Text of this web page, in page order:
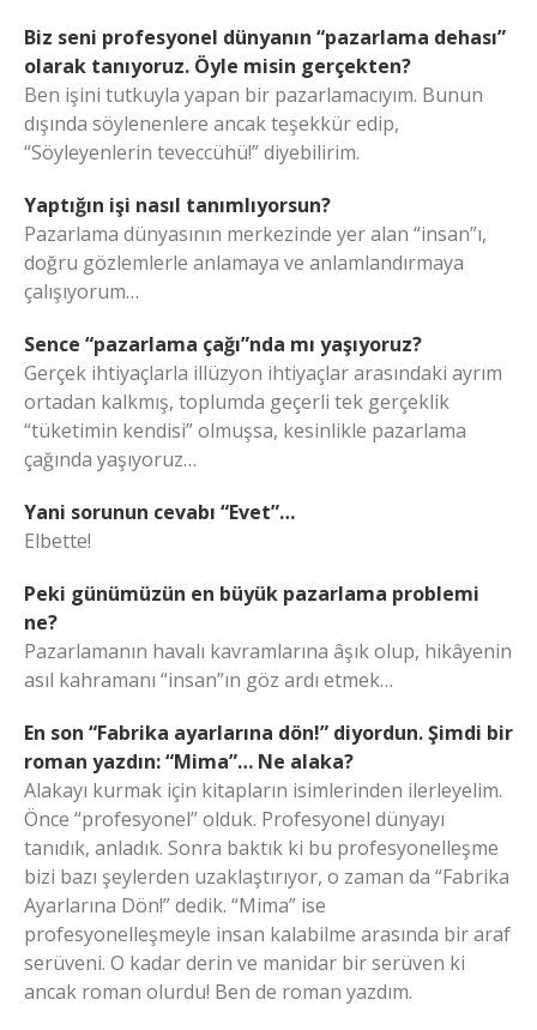
Biz seni profesyonel dünyanın “pazarlama dehası”
olarak tanıyoruz. Öyle misin gerçekten?
Ben işini tutkuyla yapan bir pazarlamacıyım. Bunun
dışında söylenenlere ancak teşekkür edip,
“Söyleyenlerin teveccühü!” diyebilirim.
Yaptığın işi nasıl tanımlıyorsun?
Pazarlama dünyasının merkezinde yer alan “insan”ı,
doğru gözlemlerle anlamaya ve anlamlandırmaya
çalışıyorum…
Sence “pazarlama çağı”nda mı yaşıyoruz?
Gerçek ihtiyaçlarla illüzyon ihtiyaçlar arasındaki ayrım
ortadan kalkmış, toplumda geçerli tek gerçeklik
“tüketimin kendisi” olmuşsa, kesinlikle pazarlama
çağında yaşıyoruz…
Yani sorunun cevabı “Evet”…
Elbette!
Peki günümüzün en büyük pazarlama problemi
ne?
Pazarlamanın havalı kavramlarına âşık olup, hikâyenin
asıl kahramanı “insan”ın göz ardı etmek…
En son “Fabrika ayarlarına dön!” diyordun. Şimdi bir
roman yazdın: “Mima”… Ne alaka?
Alakayı kurmak için kitapların isimlerinden ilerleyelim.
Önce “profesyonel” olduk. Profesyonel dünyayı
tanıdık, anladık. Sonra baktık ki bu profesyonelleşme
bizi bazı şeylerden uzaklaştırıyor, o zaman da “Fabrika
Ayarlarına Dön!” dedik. “Mima” ise
profesyonelleşmeyle insan kalabilme arasında bir araf
serüveni. O kadar derin ve manidar bir serüven ki
ancak roman olurdu! Ben de roman yazdım.